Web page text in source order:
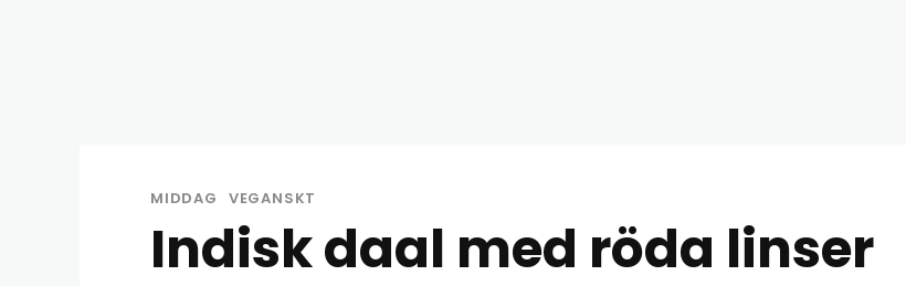
MIDDAG VEGANSKT
Indisk daal med röda linser